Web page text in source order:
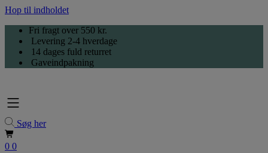
Hop til indholdet
Fri fragt over 550 kr.
Levering 2-4 hverdage
14 dages fuld returret
Gaveindpakning
Søg her
0 0